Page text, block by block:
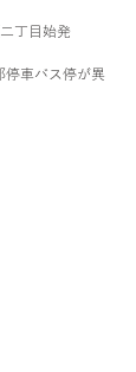
丁目始発
停車バス停が異